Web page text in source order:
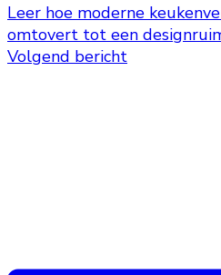
Leer hoe moderne
omtovert tot een
Volgend bericht